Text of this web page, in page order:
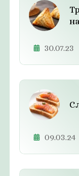
30.07.23
09.03.24